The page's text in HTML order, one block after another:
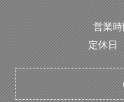
営業
定休日